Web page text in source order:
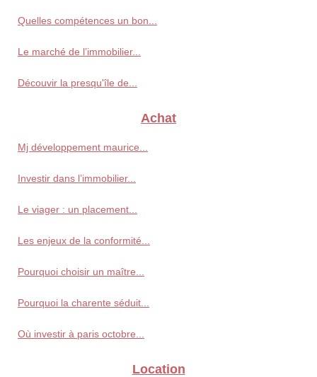
Quelles compétences un bon...
Le marché de l’immobilier...
Découvir la presqu'île de...
Achat
Mj développement maurice...
Investir dans l’immobilier...
Le viager : un placement...
Les enjeux de la conformité...
Pourquoi choisir un maître...
Pourquoi la charente séduit...
Où investir à paris octobre...
Location